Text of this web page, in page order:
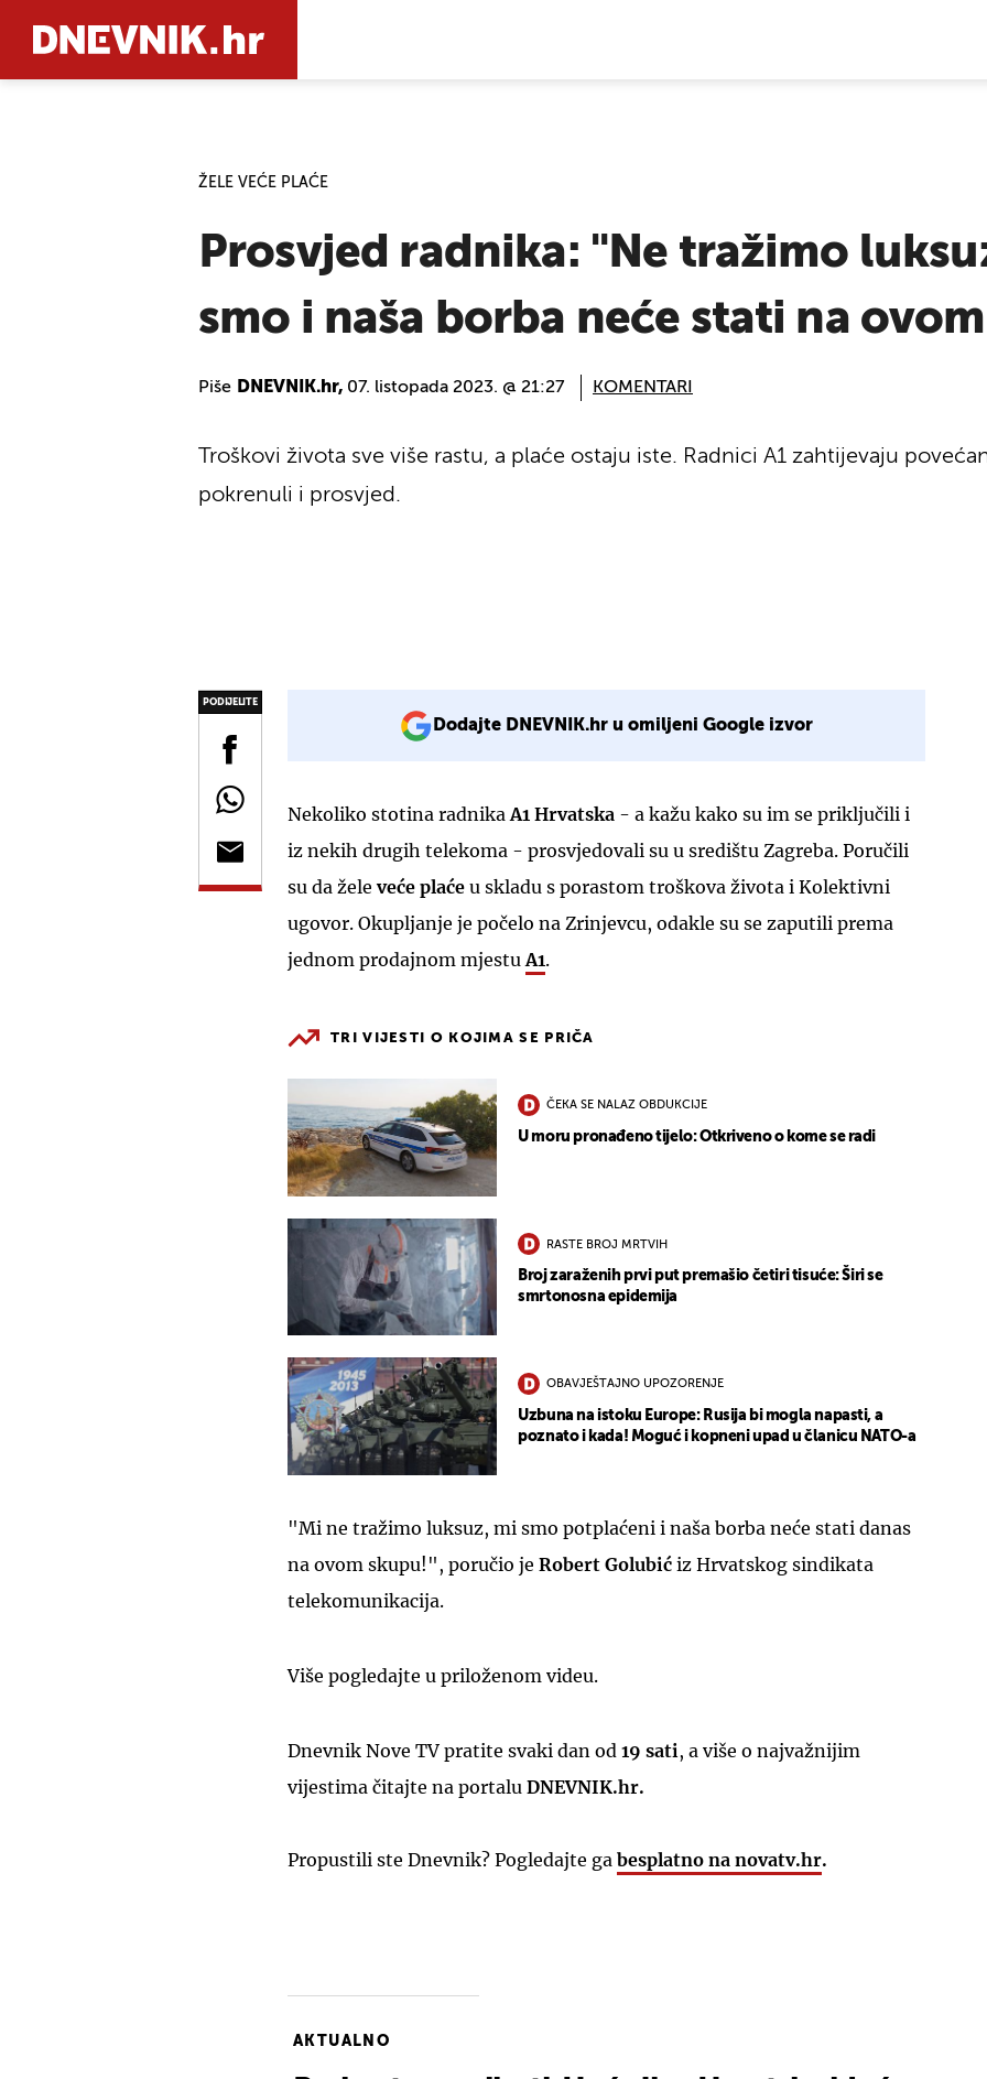
ŽELE VEĆE PLAĆE
Prosvjed radnika: "Ne tražimo
smo i naša borba neće stati na
Piše DNEVNIK.hr, 07. listopada 2023. @ 21:27 KOMENTARI
Troškovi života sve više rastu, a plaće ostaju iste. Radnici A1 zahtijevaju
pokrenuli i prosvjed.
PODIJELITE
Dodajte DNEVNIK.hr u omiljeni Google izvor
Nekoliko stotina radnikaA1 Hrvatska - a kažu kako su im se priključili i
iz nekih drugih telekoma - prosvjedovali su u središtu Zagreba. Poručili
su da želeveće plaće u skladu s porastom troškova života i Kolektivni
ugovor. Okupljanje je počelo na Zrinjevcu, odakle su se zaputili prema
jednom prodajnom mjestuA1.
TRI VIJESTI O KOJIMA SE PRIČA
ČEKA SE NALAZ OBDUKCIJE
U moru pronađeno tijelo: Otkriveno o kome se radi
RASTE BROJ MRTVIH
Broj zaraženih prvi put premašio četiri tisuće: Širi se
smrtonosna epidemija
OBAVJEŠTAJNO UPOZORENJE
Uzbuna na istoku Europe: Rusija bi mogla napasti, a
poznato i kada! Moguć i kopneni upad u članicu NATO-a
"Mi ne tražimo luksuz, mi smo potplaćeni i naša borba neće stati danas
na ovom skupu!", poručio je Robert Golubić iz Hrvatskog sindikata
telekomunikacija.
Više pogledajte u priloženom videu.
Dnevnik Nove TV pratite svaki dan od 19 sati, a više o najvažnijim
vijestima čitajte na portalu DNEVNIK.hr.
Propustili ste Dnevnik? Pogledajte ga besplatno na novatv.hr.
AKTUALNO